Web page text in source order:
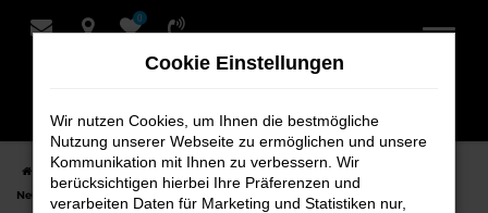
Zum
0
Startseite Nordenham CUPRA CUPRA Leon
Neuwagen bei Schmidt + Koch für Nordenham
Cookie Einstellungen
Wir nutzen Cookies, um Ihnen die bestmögliche
Nutzung unserer Webseite zu ermöglichen und unsere
Kommunikation mit Ihnen zu verbessern. Wir
berücksichtigen hierbei Ihre Präferenzen und
verarbeiten Daten für Marketing und Statistiken nur,